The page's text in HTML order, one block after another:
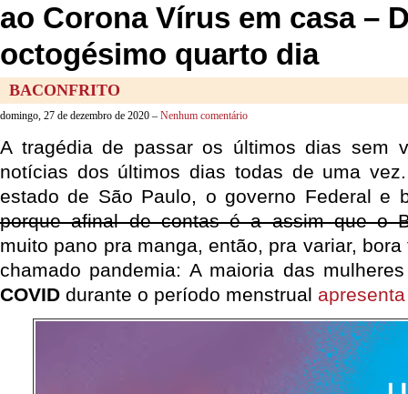
ao Corona Vírus em casa –
octogésimo quarto dia
BACONFRITO
domingo, 27 de dezembro de 2020 – Nenhum comentário
A tragédia de passar os últimos dias sem
notícias dos últimos dias todas de uma
estado de São Paulo, o governo Federal e
porque afinal de contas é a assim que o
muito pano pra manga, então, pra variar,
chamado pandemia: A maioria das
COVID durante o período menstrual